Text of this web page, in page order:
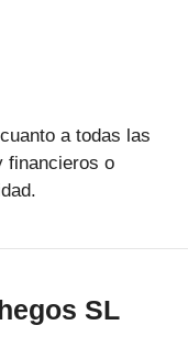
a todas las
financieros o
SL